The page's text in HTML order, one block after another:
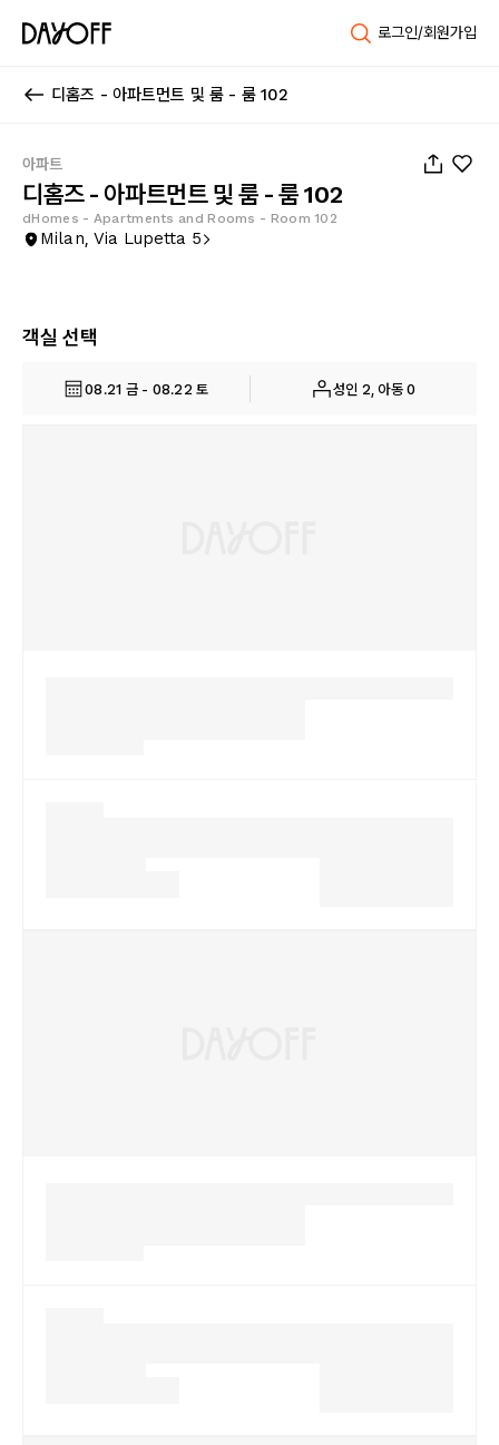
로그인/회원가입
디홈즈 - 아파트먼트 및 룸 - 룸 102
아파트
디홈즈 - 아파트먼트 및 룸 - 룸 102
dHomes - Apartments and Rooms - Room 102
Milan, Via Lupetta 5
객실 선택
08.21 금 - 08.22 토 성인 2, 아동 0